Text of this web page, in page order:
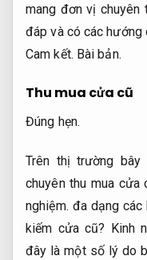
mang đơn vị
đáp và có các hướng
Cam kết. Bài bản.
Thu mua cửa cũ
Đúng hẹn.
Trên thị trường
chuyên thu mua cửa
nghiệm. đa dạng
kiếm cửa cũ?
Kinh
đây là một số lý do